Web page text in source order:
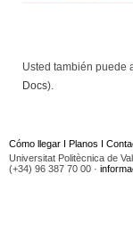
Usted también puede
Docs).
Cómo llegar I Planos I
Universitat Politècnica de
(+34) 96 387 70 00 ·